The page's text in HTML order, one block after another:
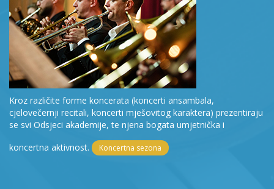
Kroz različite forme koncerata (koncerti ansambala,
cjelovečernji recitali, koncerti mješovitog karaktera) prezentiraju
se svi Odsjeci akademije, te njena bogata umjetnička i
koncertna aktivnost.
Koncertna sezona